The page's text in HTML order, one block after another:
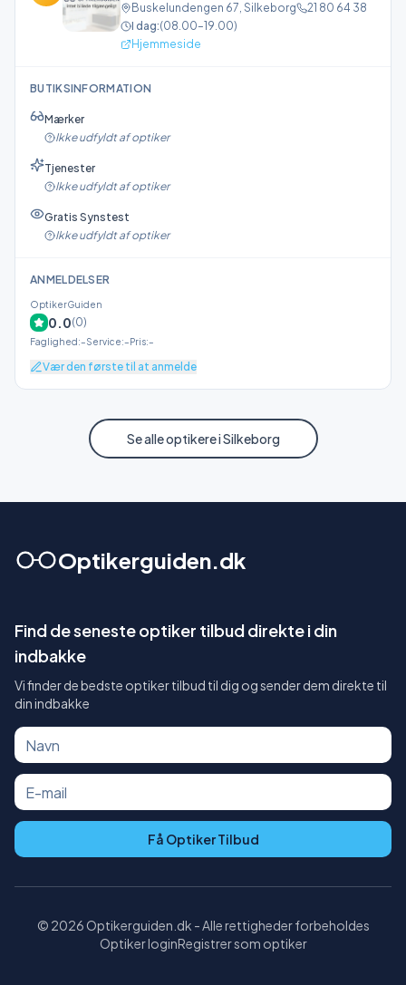
Buskelundengen 67, Silkeborg
21 80 64 38
I dag:(08.00–19.00)
Hjemmeside
BUTIKSINFORMATION
Mærker
Ikke udfyldt af optiker
Tjenester
Ikke udfyldt af optiker
Gratis Synstest
Ikke udfyldt af optiker
ANMELDELSER
OptikerGuiden
0.0(0)
Faglighed:–Service:–Pris:–
Vær den første til at anmelde
Se alle optikere iSilkeborg
Optikerguiden.dk
Find de seneste optiker tilbud direkte i din
indbakke
Vi finder de bedste optiker tilbud til dig og sender dem direkte til
din indbakke
Få Optiker Tilbud
© 2026 Optikerguiden.dk - Alle rettigheder forbeholdes
Optiker loginRegistrer som optiker